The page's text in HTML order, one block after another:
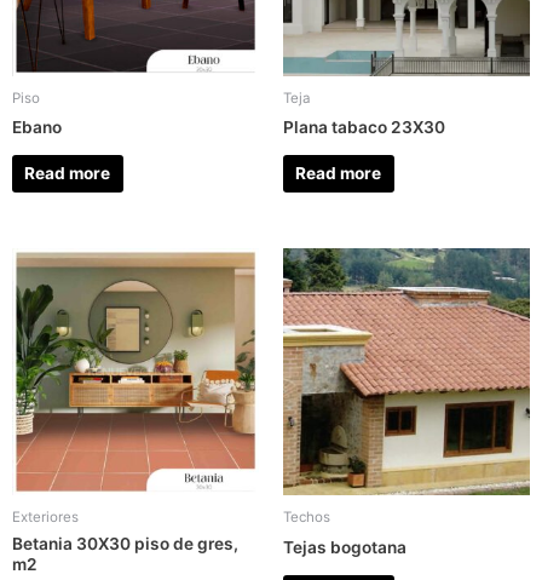
Piso
Ebano
Read more
Teja
Plana tabaco 23X30
Read more
Exteriores
Betania 30X30 piso de gres,
m2
Techos
Tejas bogotana